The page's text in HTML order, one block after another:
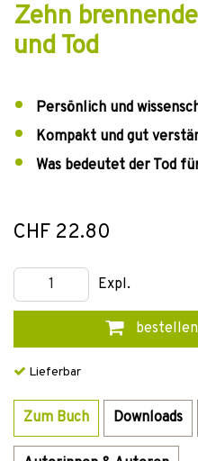
Zehn
und Tod
Persönlich und
Kompakt und gut
Was bedeutet der Tod
CHF 22.80
Expl.
bestellen
Lieferbar
Zum Buch Downloads